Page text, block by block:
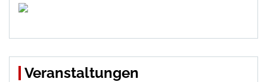
Veranstaltungen